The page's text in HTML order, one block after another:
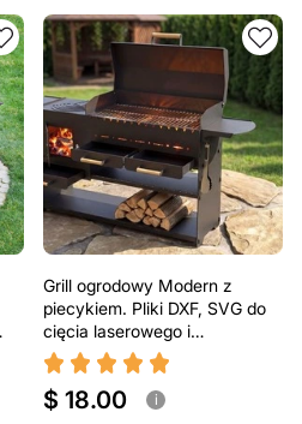
Grill ogrodowy Modern z
piecykiem. Pliki DXF, SVG do
cięcia laserowego i
plazmowego
$ 18.00 i